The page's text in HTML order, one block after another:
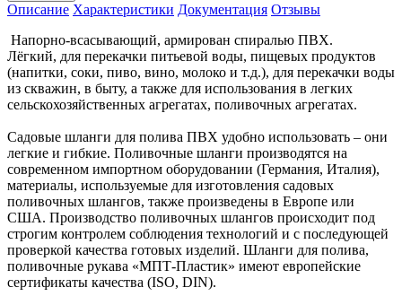
Описание Характеристики Документация Отзывы
Напорно-всасывающий, армирован спиралью ПВХ.
Лёгкий, для перекачки питьевой воды, пищевых продуктов
(напитки, соки, пиво, вино, молоко и т.д.), для перекачки воды
из скважин, в быту, а также для использования в легких
сельскохозяйственных агрегатах, поливочных агрегатах.
Садовые шланги для полива ПВХ удобно использовать – они
легкие и гибкие. Поливочные шланги производятся на
современном импортном оборудовании (Германия, Италия),
материалы, используемые для изготовления садовых
поливочных шлангов, также произведены в Европе или
США. Производство поливочных шлангов происходит под
строгим контролем соблюдения технологий и с последующей
проверкой качества готовых изделий. Шланги для полива,
поливочные рукава «МПТ-Пластик» имеют европейские
сертификаты качества (ISO, DIN).